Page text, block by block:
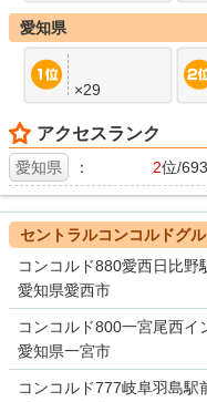
愛知県
×29
アクセスランク
愛知県 ： 2位/693
セントラルコンコルドグ
コンコルド880愛西日比野
愛知県愛西市
コンコルド800一宮尾西イ
愛知県一宮市
コンコルド777岐阜羽島駅